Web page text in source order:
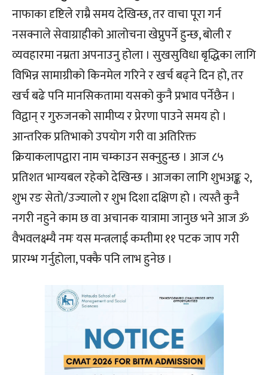
नाफाका दृष्टिले राम्रै समय देखिन्छ, तर वाचा पूरा गर्न
नसक्नाले सेवाग्राहीको आलोचना खेप्नुपर्ने हुन्छ, बोली र
व्यवहारमा नम्रता अपनाउनु होला । सुखसुविधा बृद्धिका लागि
विभिन्न सामाग्रीको किनमेल गरिने र खर्च बढ्ने दिन हो, तर
खर्च बढे पनि मानसिकतामा यसको कुनै प्रभाव पर्नेछैन ।
विद्वान् र गुरुजनको सामीप्य र प्रेरणा पाउने समय हो ।
आन्तरिक प्रतिभाको उपयोग गरी वा अतिरिक्त
क्रियाकलापद्वारा नाम चम्काउन सक्नुहुन्छ । आज ८५
प्रतिशत भाग्यबल रहेको देखिन्छ । आजका लागि शुभअङ्क २,
शुभ रङ सेतो/उज्यालो र शुभ दिशा दक्षिण हो । त्यस्तै कुनै
नगरी नहुने काम छ वा अचानक यात्रामा जानुछ भने आज ॐ
वैभवलक्ष्म्यै नमः यस मन्त्रलाई कम्तीमा ११ पटक जाप गरी
प्रारम्भ गर्नुहोला, पक्कै पनि लाभ हुनेछ ।